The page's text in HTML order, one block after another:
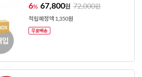
6% 67,800원 72,000원
적립예정액 1,350원